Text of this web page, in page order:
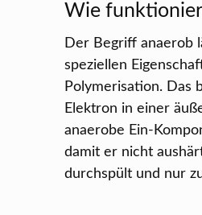
Wie
Der Begriff anaerob
speziellen
Polymerisation. Das
Elektron in einer
anaerobe Ein-
damit er nicht
durchspült und nur